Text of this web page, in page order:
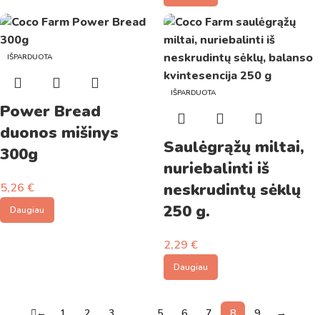
IŠPARDUOTA
Power Bread
duonos mišinys
300g
5,26 €
Daugiau
IŠPARDUOTA
Saulėgrąžų miltai,
nuriebalinti iš
neskrudintų sėklų
250 g.
2,29 €
Daugiau